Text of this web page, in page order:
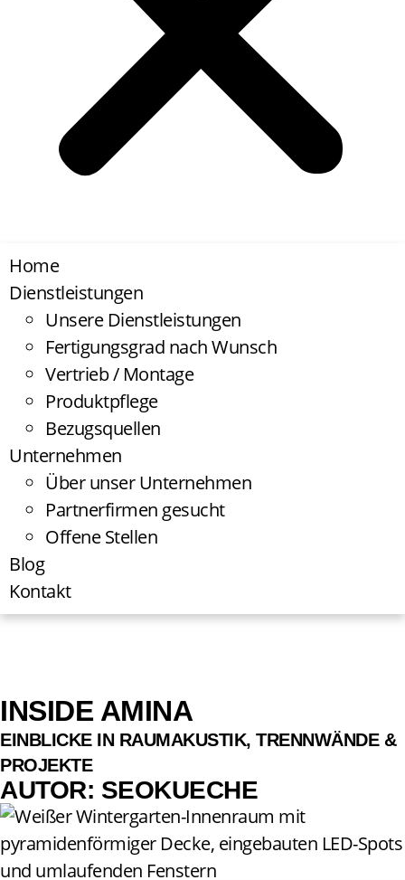
Home
Dienstleistungen
Unsere Dienstleistungen
Fertigungsgrad nach Wunsch
Vertrieb / Montage
Produktpflege
Bezugsquellen
Unternehmen
Über unser Unternehmen
Partnerfirmen gesucht
Offene Stellen
Blog
Kontakt
INSIDE AMINA
EINBLICKE IN RAUMAKUSTIK, TRENNWÄNDE &
PROJEKTE
AUTOR: SEOKUECHE